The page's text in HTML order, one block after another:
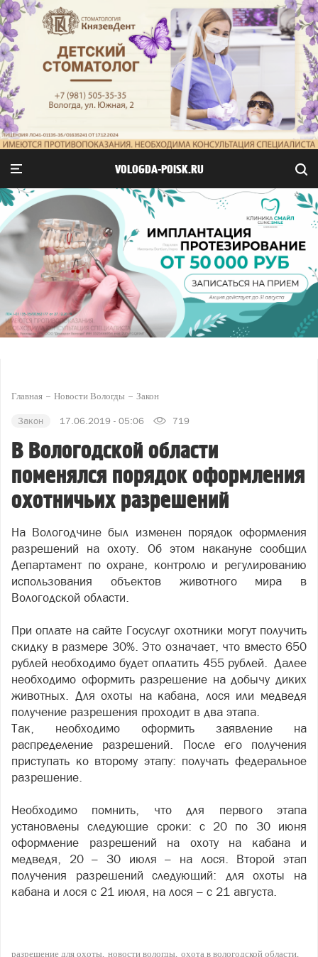
VOLOGDA-POISK.RU
Главная Новости Вологды Закон
Закон 17.06.2019 - 05:06 719
В Вологодской области
поменялся порядок оформления
охотничьих разрешений
На Вологодчине был изменен порядок оформления
разрешений на охоту. Об этом накануне сообщил
Департамент по охране, контролю и регулированию
использования объектов животного мира в
Вологодской области.
При оплате на сайте Госуслуг охотники могут получить
скидку в размере 30%. Это означает, что вместо 650
рублей необходимо будет оплатить 455 рублей. Далее
необходимо оформить разрешение на добычу диких
животных. Для охоты на кабана, лося или медведя
получение разрешения проходит в два этапа.
Так, необходимо оформить заявление на
распределение разрешений. После его получения
приступать ко второму этапу: получать федеральное
разрешение.
Необходимо помнить, что для первого этапа
установлены следующие сроки: с 20 по 30 июня
оформление разрешений на охоту на кабана и
медведя, 20 – 30 июля – на лося. Второй этап
получения разрешений следующий: для охоты на
кабана и лося с 21 июля, на лося – с 21 августа.
разрешение для охоты новости вологды охота в вологодской области